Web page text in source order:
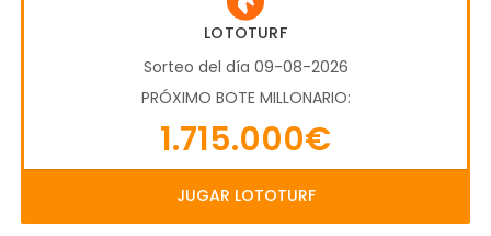
LOTOTURF
Sorteo del día 09-08-2026
PRÓXIMO BOTE MILLONARIO:
1.715.000€
JUGAR LOTOTURF